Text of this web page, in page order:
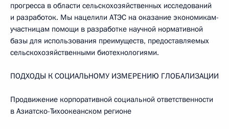
прогресса в области сельскохозяйственных исследований
и разработок. Мы нацелили АТЭС на оказание экономикам-
участницам помощи в разработке научной нормативной
базы для использования преимуществ, предоставляемых
сельскохозяйственными биотехнологиями.
ПОДХОДЫ К СОЦИАЛЬНОМУ ИЗМЕРЕНИЮ ГЛОБАЛИЗАЦИИ
Продвижение корпоративной социальной ответственности
в Азиатско-Тихоокеанском регионе